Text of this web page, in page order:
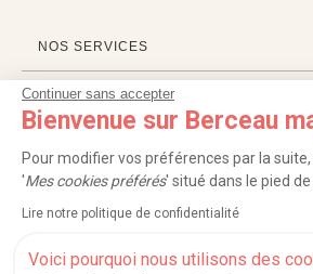
Continuer sans accepter
Bienvenue sur Berceau
Pour modifier vos préférences par la
'Mes cookies préférés' situé dans le pied de
Lire notre politique de confidentialité
Voici pourquoi nous utilisons des
NOS SERVICES
INFORMATIONS
PROFESSIONNELS